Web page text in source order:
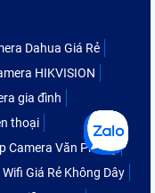
Dahua Giá Rẻ
HIKVISION
gia đình
thoại
Camera Văn Phòng
Giá Rẻ Không Dây